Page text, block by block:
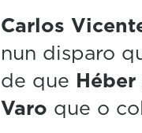
Carlos
nun disparo
de que Héber
Varo que o